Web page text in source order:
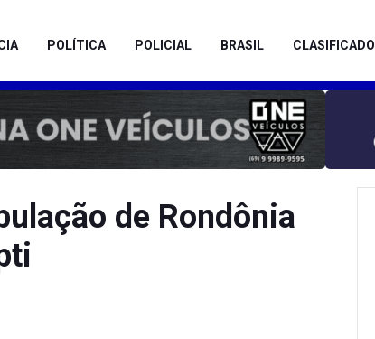
POLÍTICA POLICIAL BRASIL CLASIFICADO
de Rondônia